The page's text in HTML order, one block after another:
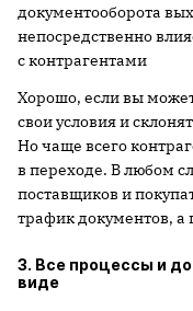
документооборота
непосредственно
с контрагентами
Хорошо, если вы
свои условия и
Но чаще всего
в переходе. В любом
поставщиков и
трафик документов, а
3. Все процессы и
виде